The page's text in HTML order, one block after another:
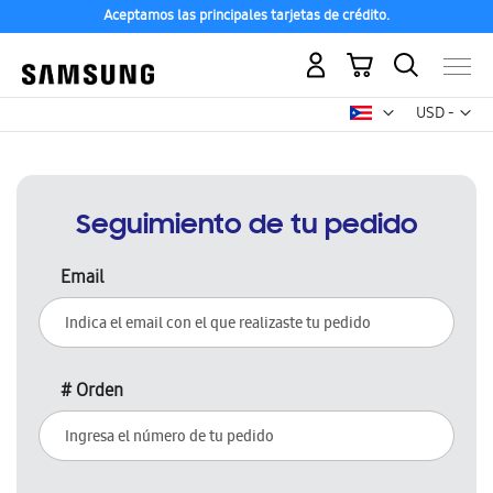
Aceptamos las principales tarjetas de crédito.
USD -
dólar
Mi carrito
Seguimiento de tu pedido
Email
# Orden